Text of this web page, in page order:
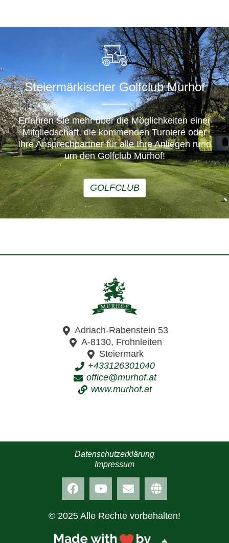
Steiermärkischer Golfclub Murhof
Erfahren Sie mehr über die Möglichkeiten einer
Mitgliedschaft, die kommenden Turniere oder
Ihre Ansprechpartner für alle Ihre Anliegen rund
um den Golfclub Murhof!
GOLFCLUB
Adriach-Rabenstein 53
A-8130, Frohnleiten
Steiermark
+433126301040
office@murhof.at
www.murhof.at
Datenschutzerklärung
Impressum
© 2025 Alle Rechte vorbehalten!